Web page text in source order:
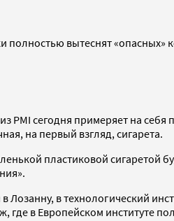
полностью вытеснят
сегодня примеряет на себя
на первый взгляд, сигарета.
пластиковой сигаретой
в технологический
в Европейском институте